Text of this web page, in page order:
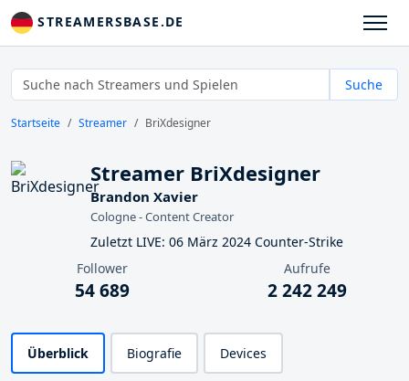
STREAMERSBASE.DE
Suche
Startseite Streamer BriXdesigner
Streamer BriXdesigner
Brandon Xavier
Cologne - Content Creator
Zuletzt LIVE: 06 März 2024 Counter-Strike
Follower
54 689
Aufrufe
2 242 249
Überblick Biografie Devices